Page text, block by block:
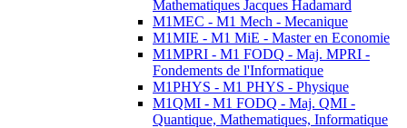
Mathematiques Jacques Hadamard
M1MEC - M1 Mech - Mecanique
M1MIE - M1 MiE - Master en Economie
M1MPRI - M1 FODQ - Maj. MPRI -
Fondements de l'Informatique
M1PHYS - M1 PHYS - Physique
M1QMI - M1 FODQ - Maj. QMI -
Quantique, Mathematiques, Informatique